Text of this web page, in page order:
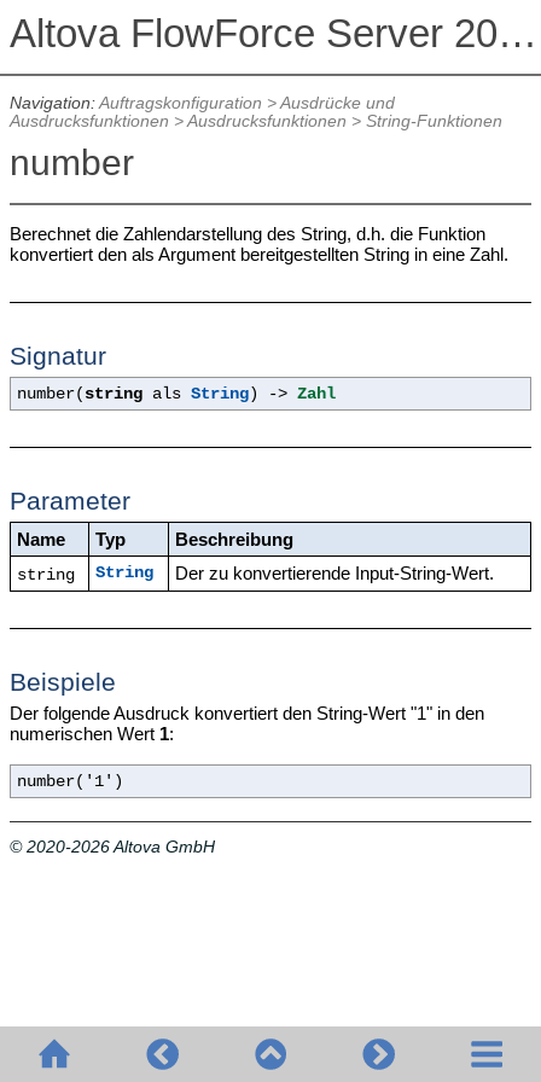
Altova FlowForce Server 2026 Advanced Edition
Navigation:Auftragskonfiguration >Ausdrücke und
Ausdrucksfunktionen >Ausdrucksfunktionen > String-Funktionen
number
Berechnet die Zahlendarstellung des String, d.h. die Funktion
konvertiert den als Argument bereitgestellten String in eine Zahl.
Signatur
number( string alsString) ->Zahl
Parameter
Name Typ Beschreibung
string String Der zu konvertierende Input-String-Wert.
Beispiele
Der folgende Ausdruck konvertiert den String-Wert "1" in den
numerischen Wert 1:
number('1')
© 2020-2026 Altova GmbH